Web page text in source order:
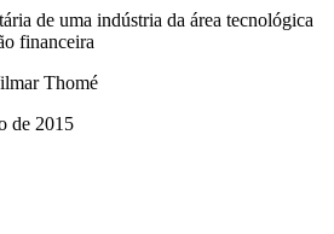
de uma indústria da área tecnológica
financeira
Thomé
de 2015